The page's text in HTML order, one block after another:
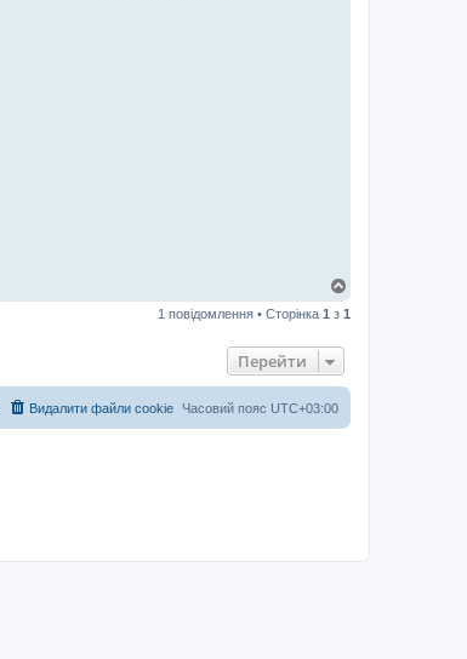
г
1 повідомлення • Сторінка 1 з 1
Перейти
Часовий пояс UTC+03:00
Видалити файли cookie